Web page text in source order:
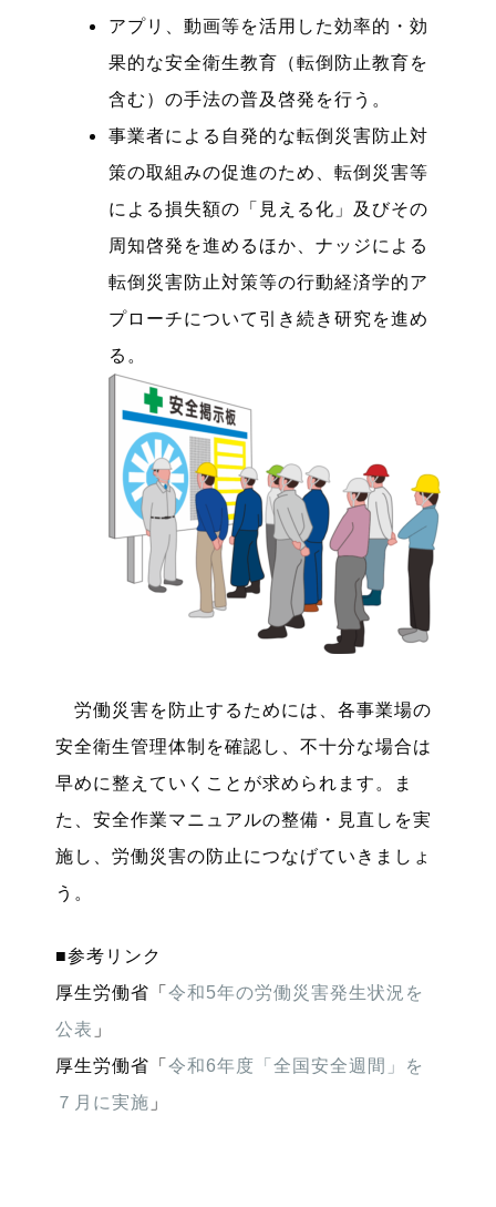
アプリ、動画等を活用した効率的・効
果的な安全衛生教育（転倒防止教育を
含む）の手法の普及啓発を行う。
事業者による自発的な転倒災害防止対
策の取組みの促進のため、転倒災害等
による損失額の「見える化」及びその
周知啓発を進めるほか、ナッジによる
転倒災害防止対策等の行動経済学的ア
プローチについて引き続き研究を進め
る。
労働災害を防止するためには、各事業場の
安全衛生管理体制を確認し、不十分な場合は
早めに整えていくことが求められます。ま
た、安全作業マニュアルの整備・見直しを実
施し、労働災害の防止につなげていきましょ
う。
■参考リンク
厚生労働省「 令和5年の労働災害発生状況を
公表 」
厚生労働省「 令和6年度「全国安全週間」を
７月に実施 」